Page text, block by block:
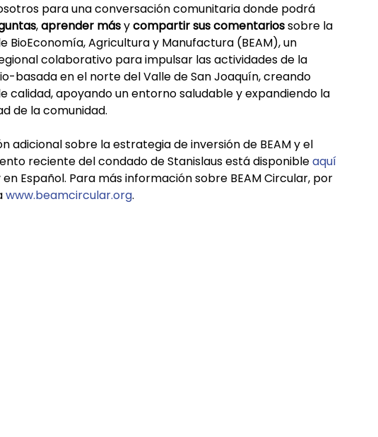
para una conversación comunitaria donde podrá
,aprender másycompartir sus comentariossobre la
BioEconomía, Agricultura y Manufactura (BEAM), un
colaborativo para impulsar las actividades de la
basada en el norte del Valle de San Joaquín, creando
calidad, apoyando un entorno saludable y expandiendo la
de la comunidad.
adicional sobre la estrategia de inversión de BEAM y el
reciente del condado de Stanislaus está disponibleaquí
en Español. Para más información sobre BEAM Circular, por
www.beamcircular.org.